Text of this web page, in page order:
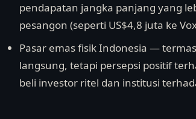
pendapatan jangka panjang yang
pesangon (seperti US$4,8 juta ke
Pasar emas fisik Indonesia —
langsung, tetapi persepsi positif
beli investor ritel dan institusi